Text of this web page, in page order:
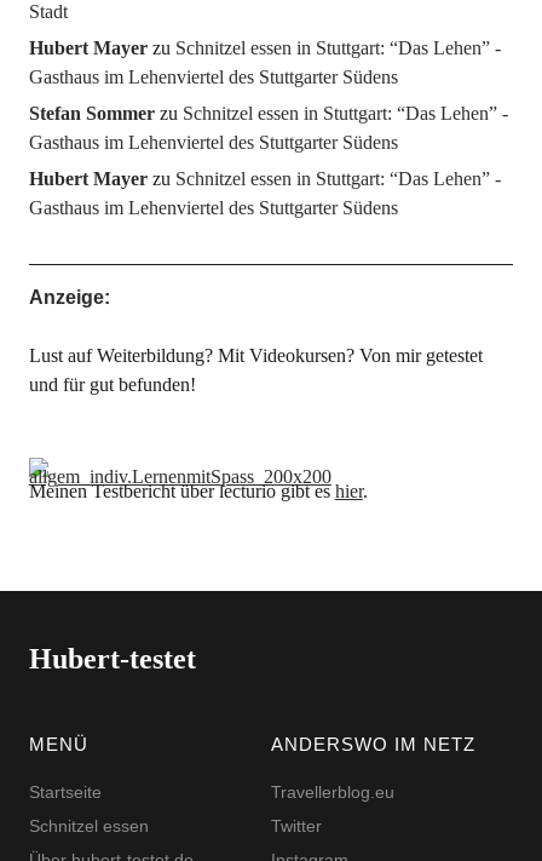
Stadt
Hubert Mayerzu Schnitzel essen in Stuttgart: “Das Lehen” -
Gasthaus im Lehenviertel des Stuttgarter Südens
Stefan Sommerzu Schnitzel essen in Stuttgart: “Das Lehen” -
Gasthaus im Lehenviertel des Stuttgarter Südens
Hubert Mayerzu Schnitzel essen in Stuttgart: “Das Lehen” -
Gasthaus im Lehenviertel des Stuttgarter Südens
Anzeige:
Lust auf Weiterbildung? Mit Videokursen? Von mir getestet
und für gut befunden!
Meinen Testbericht über lecturio gibt eshier.
Hubert-testet
MENÜ
Startseite
Schnitzel essen
ANDERSWO IM NETZ
Travellerblog.eu
Twitter